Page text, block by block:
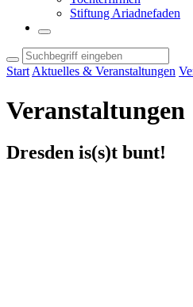
Stiftung Ariadnefaden
Start Aktuelles & Veranstaltungen
Veranstaltungen
Dresden is(s)t bunt!